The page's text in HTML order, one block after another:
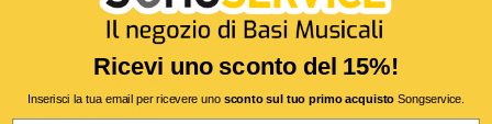
Pop Italiano
G.Anastasi
3 Min 48 Sec
Segnatura:4/4
Ricevi uno sconto del 15%!
Inserisci la tua email per ricevere uno sconto sul tuo primo acquistoSongservice.